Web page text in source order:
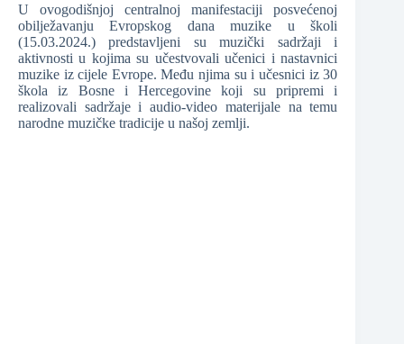
U ovogodišnjoj centralnoj manifestaciji posvećenoj
obilježavanju Evropskog dana muzike u školi
(15.03.2024.) predstavljeni su muzički sadržaji i
aktivnosti u kojima su učestvovali učenici i nastavnici
muzike iz cijele Evrope. Među njima su i učesnici iz 30
škola iz Bosne i Hercegovine koji su pripremi i
realizovali sadržaje i audio-video materijale na temu
narodne muzičke tradicije u našoj zemlji.